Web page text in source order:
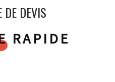
DE DEVIS
RAPIDE